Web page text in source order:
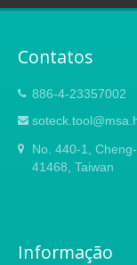
Contatos
886-4-23357002
No. 440-1,
41468, Taiwan
Informação